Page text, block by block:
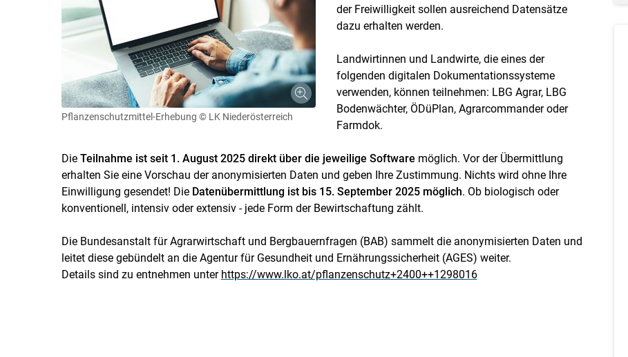
Skip to main content
Pflanzenschutzmittel-Erhebung © LK Niederösterreich
der Freiwilligkeit sollen ausreichend Datensätze
dazu erhalten werden.
Landwirtinnen und Landwirte, die eines der
folgenden digitalen Dokumentationssysteme
verwenden, können teilnehmen: LBG Agrar, LBG
Bodenwächter, ÖDüPlan, Agrarcommander oder
Farmdok.
Die Teilnahme ist seit 1. August 2025 direkt über die jeweilige Software möglich. Vor der Übermittlung
erhalten Sie eine Vorschau der anonymisierten Daten und geben Ihre Zustimmung. Nichts wird ohne Ihre
Einwilligung gesendet! Die Datenübermittlung ist bis 15. September 2025 möglich. Ob biologisch oder
konventionell, intensiv oder extensiv - jede Form der Bewirtschaftung zählt.
Die Bundesanstalt für Agrarwirtschaft und Bergbauernfragen (BAB) sammelt die anonymisierten Daten und
leitet diese gebündelt an die Agentur für Gesundheit und Ernährungssicherheit (AGES) weiter.
Details sind zu entnehmen unter https://www.lko.at/pflanzenschutz+2400++1298016